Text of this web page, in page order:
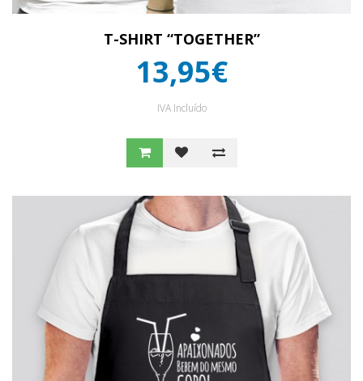
T-SHIRT “TOGETHER”
13,95€
IVA Incluído